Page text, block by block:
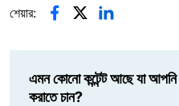
শেয়ার:
এমন কোনো কন্টেন্ট আছে যা আপনি
করাতে চান?